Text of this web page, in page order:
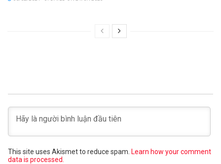
This site uses Akismet to reduce spam. Learn how your comment
data is processed.